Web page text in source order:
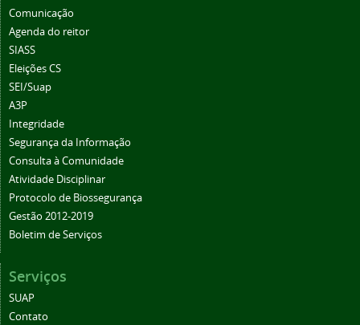
Comunicação
Agenda do reitor
SIASS
Eleições CS
SEI/Suap
A3P
Integridade
Segurança da Informação
Consulta à Comunidade
Atividade Disciplinar
Protocolo de Biossegurança
Gestão 2012-2019
Boletim de Serviços
Serviços
SUAP
Contato